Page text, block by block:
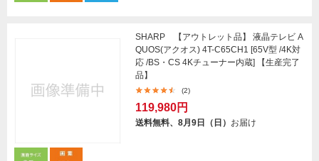
SHARP 【アウトレット品】 液晶テレビ A
QUOS(アクオス) 4T-C65CH1 [65V型 /4K対
応 /BS・CS 4Kチューナー内蔵] 【生産完了
品】
(2)
119,980円
送料無料、8月9日（日） お届け